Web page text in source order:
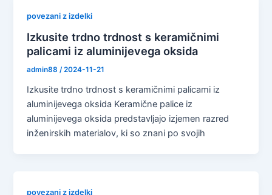
povezani z izdelki
Izkusite trdno trdnost s keramičnimi
palicami iz aluminijevega oksida
admin88/2024-11-21
Izkusite trdno trdnost s keramičnimi palicami iz
aluminijevega oksida Keramične palice iz
aluminijevega oksida predstavljajo izjemen razred
inženirskih materialov, ki so znani po svojih
povezani z izdelki